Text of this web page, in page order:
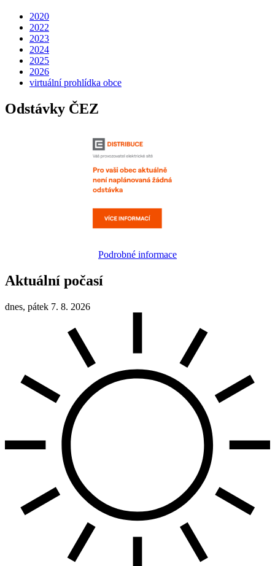
2020
2022
2023
2024
2025
2026
virtuální prohlídka obce
Odstávky ČEZ
Podrobné informace
Aktuální počasí
dnes, pátek 7. 8. 2026